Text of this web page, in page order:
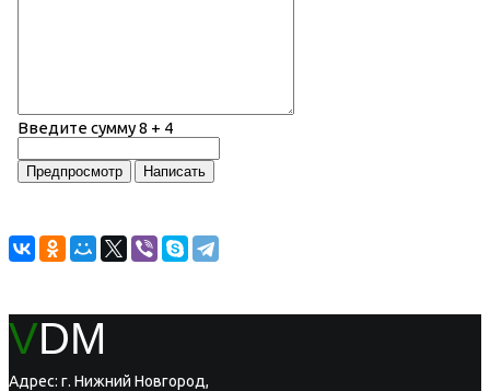
Введите сумму 8 + 4
VDM
Адрес: г. Нижний Новгород,